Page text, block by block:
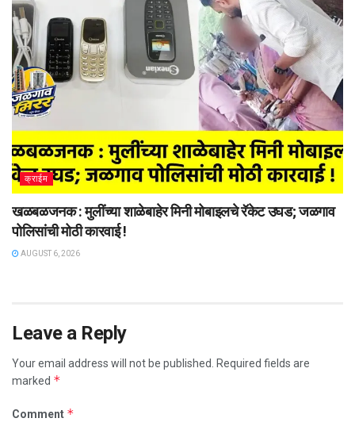
क्राईम
खळबळजनक : मुलींच्या शाळेबाहेर मिनी मोबाइलचे रॅकेट उघड; जळगाव
पोलिसांची मोठी कारवाई !
AUGUST 6, 2026
Leave a Reply
Your email address will not be published.
Required fields are
marked *
Comment *